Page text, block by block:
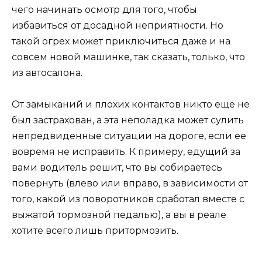
чего начинать осмотр для того, чтобы
избавиться от досадной неприятности. Но
такой огрех может приключиться даже и на
совсем новой машинке, так сказать, только, что
из автосалона.
От замыканий и плохих контактов никто еще не
был застрахован, а эта неполадка может сулить
непредвиденные ситуации на дороге, если ее
вовремя не исправить. К примеру, едущий за
вами водитель решит, что вы собираетесь
повернуть (влево или вправо, в зависимости от
того, какой из поворотников сработал вместе с
выжатой тормозной педалью), а вы в реале
хотите всего лишь притормозить.